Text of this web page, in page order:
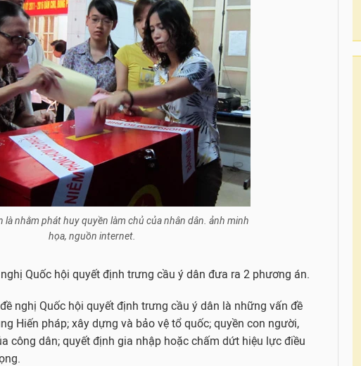
là nhằm phát huy quyền làm chủ của nhân dân. ảnh minh
họa, nguồn internet.
Quốc hội quyết định trưng cầu ý dân đưa ra 2 phương án.
nghị Quốc hội quyết định trưng cầu ý dân là những vấn đề
Hiến pháp; xây dựng và bảo vệ tổ quốc; quyền con người,
công dân; quyết định gia nhập hoặc chấm dứt hiệu lực điều